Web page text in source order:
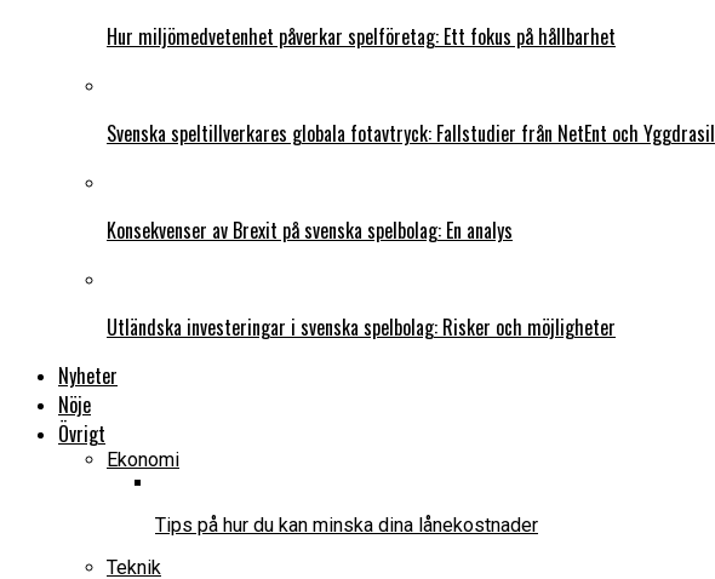
Hur miljömedvetenhet påverkar spelföretag: Ett fokus på hållbarhet
Svenska speltillverkares globala fotavtryck: Fallstudier från NetEnt och Yggdrasil
Konsekvenser av Brexit på svenska spelbolag: En analys
Utländska investeringar i svenska spelbolag: Risker och möjligheter
Nyheter
Nöje
Övrigt
Ekonomi
Tips på hur du kan minska dina lånekostnader
Teknik